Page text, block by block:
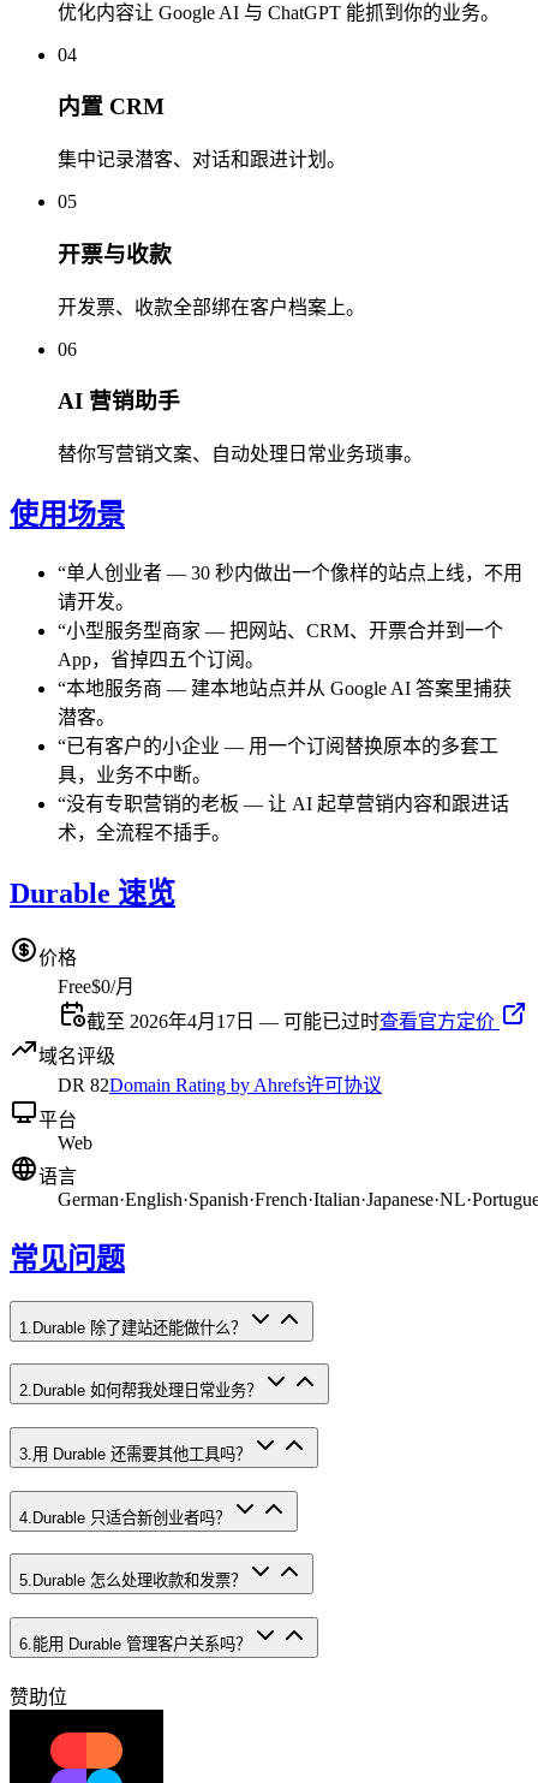
优化内容让 Google AI 与 ChatGPT 能抓到你的业务。
04
内置 CRM
集中记录潜客、对话和跟进计划。
05
开票与收款
开发票、收款全部绑在客户档案上。
06
AI 营销助手
替你写营销文案、自动处理日常业务琐事。
使用场景
“单人创业者 — 30 秒内做出一个像样的站点上线，不用
请开发。
“小型服务型商家 — 把网站、CRM、开票合并到一个
App，省掉四五个订阅。
“本地服务商 — 建本地站点并从 Google AI 答案里捕获
潜客。
“已有客户的小企业 — 用一个订阅替换原本的多套工
具，业务不中断。
“没有专职营销的老板 — 让 AI 起草营销内容和跟进话
术，全流程不插手。
Durable 速览
价格
Free$0/月
截至 2026年4月17日 — 可能已过时查看官方定价
域名评级
DR 82Domain Rating by Ahrefs许可协议
平台
Web
语言
German·English·Spanish·French·Italian·Japanese·NL·
常见问题
1 Durable 除了建站还能做什么？
2. Durable 如何帮我处理日常业务？
3 用 Durable 还需要其他工具吗？
4 Durable 只适合新创业者吗？
5. Durable 怎么处理收款和发票？
6.能用 Durable 管理客户关系吗？
赞助位